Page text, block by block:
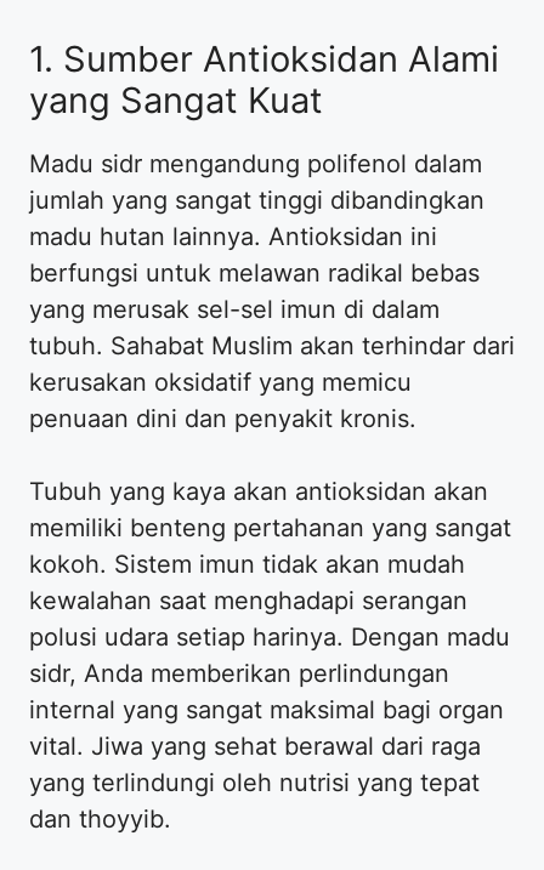
1. Sumber Antioksidan Alami
yang Sangat Kuat
Madu sidr mengandung polifenol dalam
jumlah yang sangat tinggi dibandingkan
madu hutan lainnya. Antioksidan ini
berfungsi untuk melawan radikal bebas
yang merusak sel-sel imun di dalam
tubuh. Sahabat Muslim akan terhindar dari
kerusakan oksidatif yang memicu
penuaan dini dan penyakit kronis.
Tubuh yang kaya akan antioksidan akan
memiliki benteng pertahanan yang sangat
kokoh. Sistem imun tidak akan mudah
kewalahan saat menghadapi serangan
polusi udara setiap harinya. Dengan madu
sidr, Anda memberikan perlindungan
internal yang sangat maksimal bagi organ
vital. Jiwa yang sehat berawal dari raga
yang terlindungi oleh nutrisi yang tepat
dan thoyyib.